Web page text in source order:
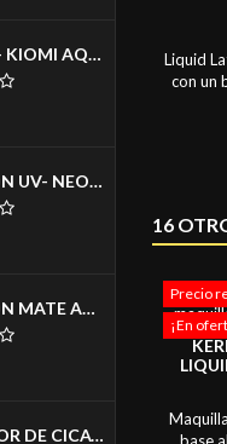
KERLING - KIOMI AQUACREAM - MAQUILLAJE FLUIDO PARA AEROGRAFO - AIRBRUSH MAKE UP - COLORES FANTASIA -MATE 30ML
CAMELEON UV- NEON PARA AERÓGRAFO 50 ML.
CAMELEON MATE AGUACOLOR PASTILLA 32 GR.
SIMULADOR DE CICATRIZ- COLLODION 11 ML.
Liquid
con un
calvas,
para
16
Precio
¡En